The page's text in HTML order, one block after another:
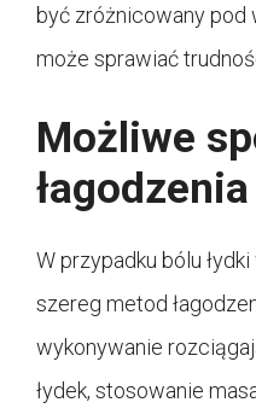
być zróżnicowany
może sprawiać
Możliwe
W przypadku bólu
szereg metod
wykonywanie
łydek, stosowanie